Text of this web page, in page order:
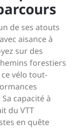
de ses atouts
aisance à
sur des
forestiers
vélo tout-
capacité à
du VTT
en quête